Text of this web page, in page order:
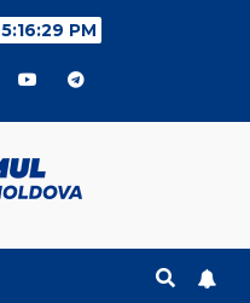
5:16:29 PM